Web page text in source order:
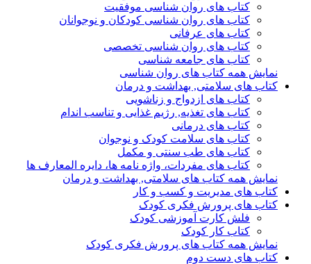
کتاب های روان شناسی موفقیت
کتاب های روان شناسی کودکان و نوجوانان
کتاب های عرفانی
کتاب های روان شناسی تخصصی
کتاب های جامعه شناسی
نمایش همه کتاب های روان شناسی
کتاب های سلامتی, بهداشت و درمان
کتاب های ازدواج و زناشویی
کتاب های تغذیه, رژیم غذایی و تناسب اندام
کتاب های درمانی
کتاب های سلامت کودک و نوجوان
کتاب های طب سنتی و مکمل
کتاب های مفردات، واژه نامه ها، دایره المعارف ها
نمایش همه کتاب های سلامتی, بهداشت و درمان
کتاب های مدیریت و کسب و کار
کتاب های پرورش فکری کودک
فلش کارت آموزشی کودک
کتاب کار کودک
نمایش همه کتاب های پرورش فکری کودک
کتاب های دست دوم